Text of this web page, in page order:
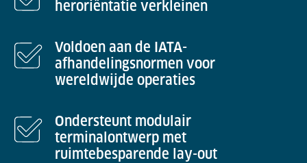
heroriëntatie verkleinen
Voldoen aan de IATA-
afhandelingsnormen voor
wereldwijde operaties
Ondersteunt modulair
terminalontwerp met
ruimtebesparende lay-out